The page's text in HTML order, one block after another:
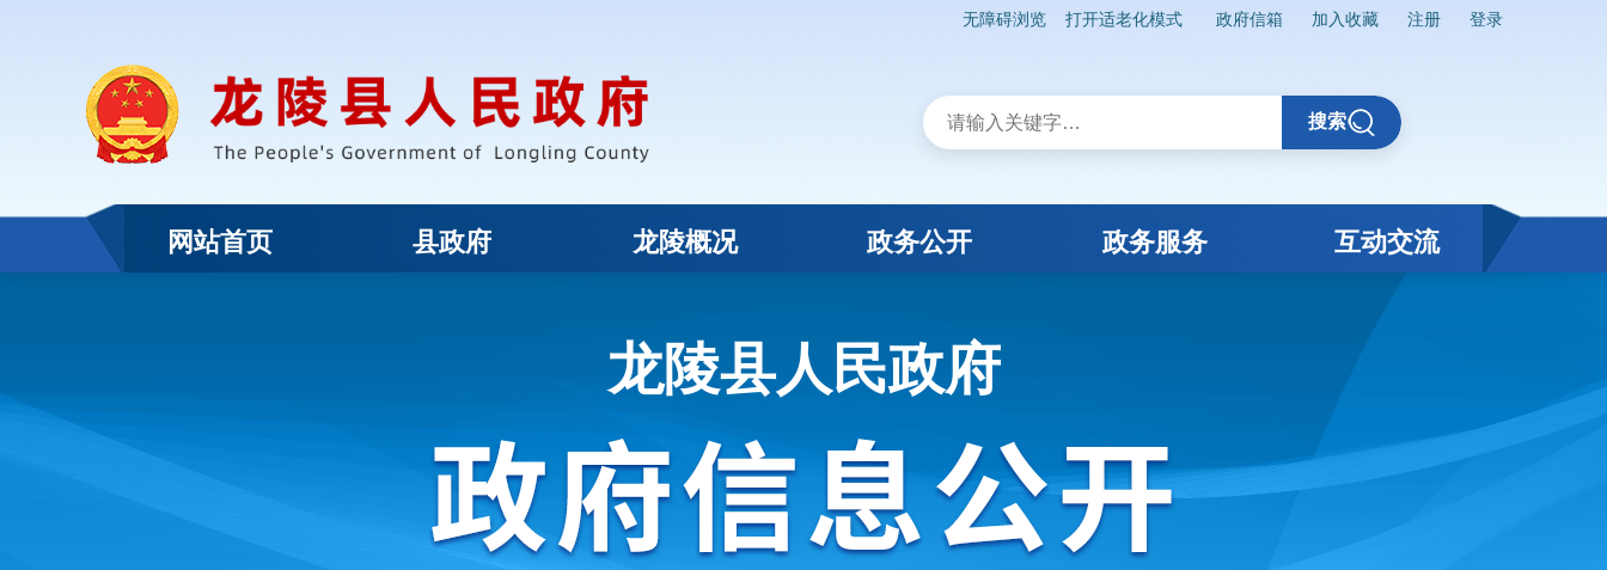
无障碍浏览 打开适老化模式 政府信箱 加入收藏 注册 登录
搜索
网站首页 县政府 龙陵概况 政务公开 政务服务 互动交流
龙陵县人民政府